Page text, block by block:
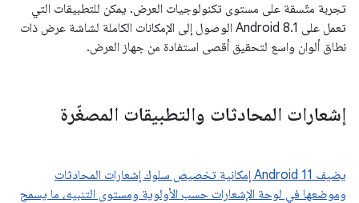
تجربة متّسقة على مستوى تكنولوجيات العرض. يمكن للتطبيقات التي
تعمل على Android 8.1 الوصول إلى الإمكانات الكاملة لشاشة عرض ذات
نطاق ألوان واسع لتحقيق أقصى استفادة من جهاز العرض.
إشعارات المحادثات والتطبيقات المصغّرة
يضيف Android 11 إمكانية تخصيص سلوك إشعارات المحادثات
وموضعها في لوحة الإشعارات حسب الأولوية ومستوى التنبيه، ما يسمح